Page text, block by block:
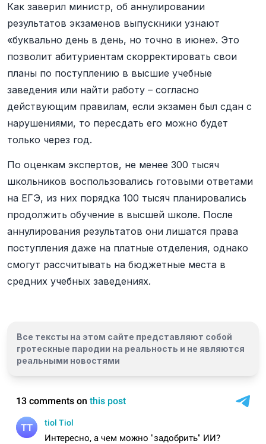
Как заверил министр, об аннулировании
результатов экзаменов выпускники узнают
«буквально день в день, но точно в июне». Это
позволит абитуриентам скорректировать свои
планы по поступлению в высшие учебные
заведения или найти работу – согласно
действующим правилам, если экзамен был сдан с
нарушениями, то пересдать его можно будет
только через год.
По оценкам экспертов, не менее 300 тысяч
школьников воспользовались готовыми ответами
на ЕГЭ, из них порядка 100 тысяч планировались
продолжить обучение в высшей школе. После
аннулирования результатов они лишатся права
поступления даже на платные отделения, однако
смогут рассчитывать на бюджетные места в
средних учебных заведениях.
Все тексты на этом сайте представляют собой
гротескные пародии на реальность и не являются
реальными новостями